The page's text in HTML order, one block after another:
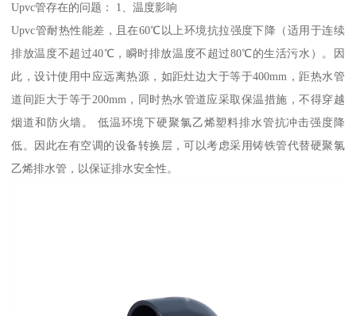
Upvc管存在的问题： 1、温度影响
Upvc管耐热性能差，且在60℃以上环境抗拉强度下降（适用于连续
排放温度不超过40℃，瞬时排放温度不超过80℃的生活污水）。因
此，设计使用中应远离热源，如距灶边大于等于400mm，距热水管
道间距大于等于200mm，同时热水管道应采取保温措施，不得穿越
烟道和防火墙。 低温环境下硬聚氯乙烯塑料排水管抗冲击强度降
低。因此在有空调的设备转换层，可以考虑采用铸铁管代替硬聚氯
乙烯排水管，以保证排水安全性。